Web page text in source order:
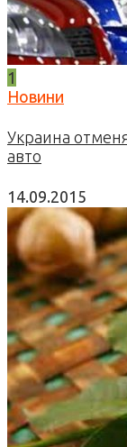
1
Новини
Украина
авто
14.09.2015